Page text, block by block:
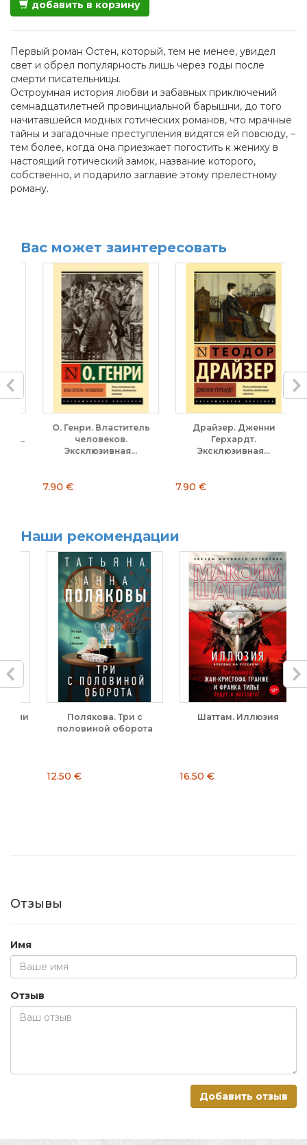
добавить в корзину
Первый роман Остен, который, тем не менее, увидел
свет и обрел популярность лишь через годы после
смерти писательницы.
Остроумная история любви и забавных приключений
семнадцатилетней провинциальной барышни, до того
начитавшейся модных готических романов, что мрачные
тайны и загадочные преступления видятся ей повсюду, –
тем более, когда она приезжает погостить к жениху в
настоящий готический замок, название которого,
собственно, и подарило заглавие этому прелестному
роману.
Вас может заинтересовать
О. Генри. Властитель
человеков.
Эксклюзивная...
7.90 €
Драйзер. Дженни
Герхардт.
Эксклюзивная...
7.90 €
Наши рекомендации
Полякова. Три с
половиной оборота
12.50 €
Шаттам. Иллюзия
16.50 €
Отзывы
Имя
Отзыв
Добавить отзыв